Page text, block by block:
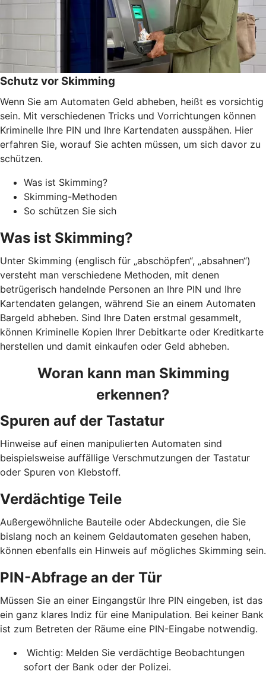
Schutz vor Skimming
Wenn Sie am Automaten Geld abheben, heißt es vorsichtig
sein. Mit verschiedenen Tricks und Vorrichtungen können
Kriminelle Ihre PIN und Ihre Kartendaten ausspähen. Hier
erfahren Sie, worauf Sie achten müssen, um sich davor zu
schützen.
Was ist Skimming?
Skimming-Methoden
So schützen Sie sich
Was ist Skimming?
Unter Skimming (englisch für „abschöpfen“, „absahnen“)
versteht man verschiedene Methoden, mit denen
betrügerisch handelnde Personen an Ihre PIN und Ihre
Kartendaten gelangen, während Sie an einem Automaten
Bargeld abheben. Sind Ihre Daten erstmal gesammelt,
können Kriminelle Kopien Ihrer Debitkarte oder Kreditkarte
herstellen und damit einkaufen oder Geld abheben.
Woran kann man Skimming
erkennen?
Spuren auf der Tastatur
Hinweise auf einen manipulierten Automaten sind
beispielsweise auffällige Verschmutzungen der Tastatur
oder Spuren von Klebstoff.
Verdächtige Teile
Außergewöhnliche Bauteile oder Abdeckungen, die Sie
bislang noch an keinem Geldautomaten gesehen haben,
können ebenfalls ein Hinweis auf mögliches Skimming sein.
PIN-Abfrage an der Tür
Müssen Sie an einer Eingangstür Ihre PIN eingeben, ist das
ein ganz klares Indiz für eine Manipulation. Bei keiner Bank
ist zum Betreten der Räume eine PIN-Eingabe notwendig.
Wichtig: Melden Sie verdächtige Beobachtungen
sofort der Bank oder der Polizei.